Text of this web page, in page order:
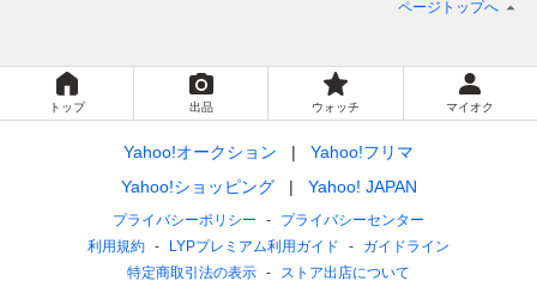
ページトップへ
トップ 出品 ウォッチ マイオク
Yahoo!オークション
Yahoo!フリマ
Yahoo!ショッピング
Yahoo! JAPAN
プライバシーポリシー
プライバシーセンター
利用規約
LYPプレミアム利用ガイド
ガイドライン
特定商取引法の表示
ストア出店について